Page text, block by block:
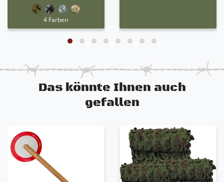
4 Farben
Das könnte Ihnen auch
gefallen